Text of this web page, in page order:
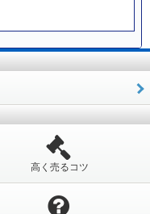
高く売るコツ